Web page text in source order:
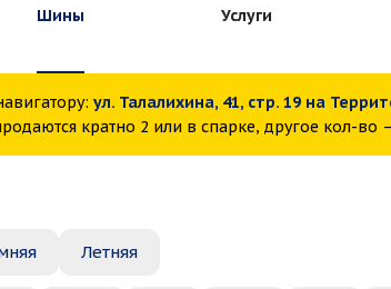
Шины Услуги
ул. Талалихина, 41, стр. 19 на
кратно 2 или в спарке, другое кол-во
Летняя